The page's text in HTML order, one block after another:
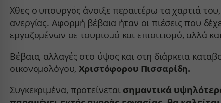
Χθες ο υπουργός άνοιξε περαιτέρω τα χαρτιά
ανεργίας. Αφορμή βέβαια ήταν οι πιέσεις που
εργαζομένων σε τουρισμό και επισιτισμό, αλλά
Βέβαια, αλλαγές στο ύψος και στη διάρκεια
οικονομολόγου, Χριστόφορου Πισσαρίδη.
Συγκεκριμένα, προτείνεται σημαντικά
wp-
wp-
_ga_*
_fbc
Αυτά